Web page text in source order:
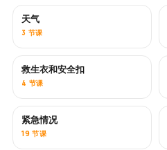
天气
3 节课
救生衣和安全扣
4 节课
紧急情况
19 节课